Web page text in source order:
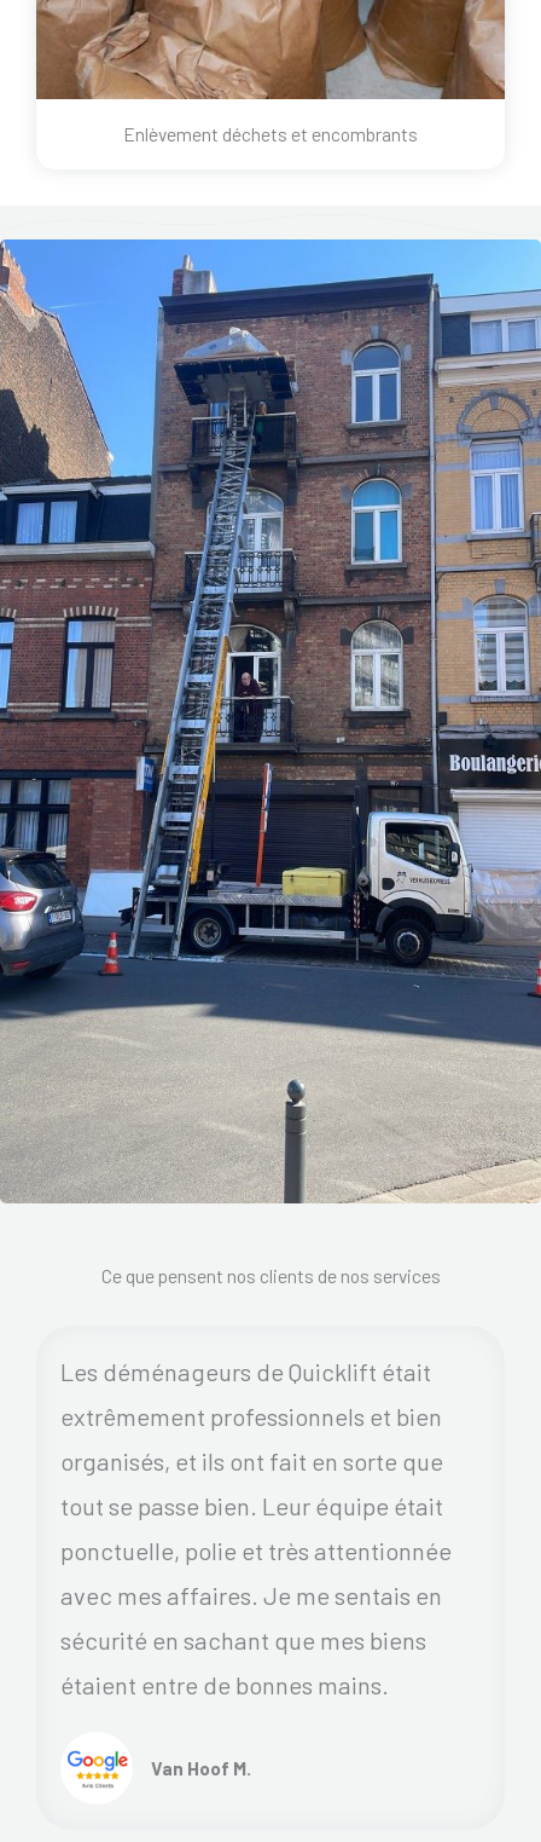
Enlèvement déchets et encombrants
Ce que pensent nos clients de nos services
Les déménageurs de Quicklift était
extrêmement professionnels et bien
organisés, et ils ont fait en sorte que
tout se passe bien. Leur équipe était
ponctuelle, polie et très attentionnée
avec mes affaires. Je me sentais en
sécurité en sachant que mes biens
étaient entre de bonnes mains.
Van Hoof M.